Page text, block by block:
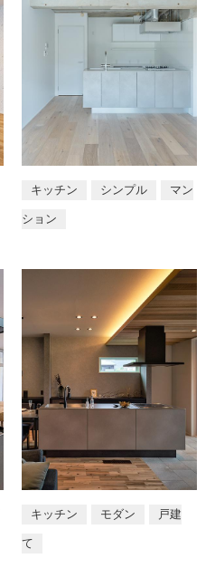
キッチン シンプル マン
ション
キッチン モダン 戸建
て